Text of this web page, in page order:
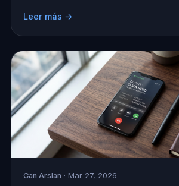
Leer más →
Can Arslan · Mar 27, 2026